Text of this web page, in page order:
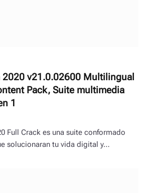
v21.0.02600 Multilingual
Pack, Suite multimedia
1
Full Crack es una suite conformado
solucionaran tu vida digital y…